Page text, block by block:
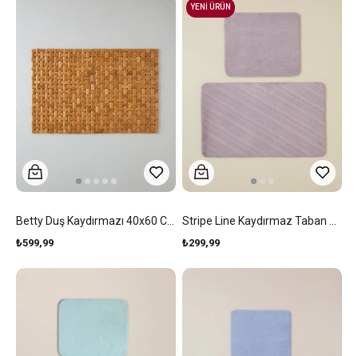
₺599,99 ₺299,99
YENİ ÜRÜN